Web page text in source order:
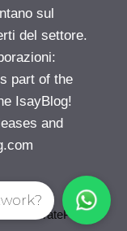
sul
del settore.
part of the
IsayBlog!
and
GeneratePress